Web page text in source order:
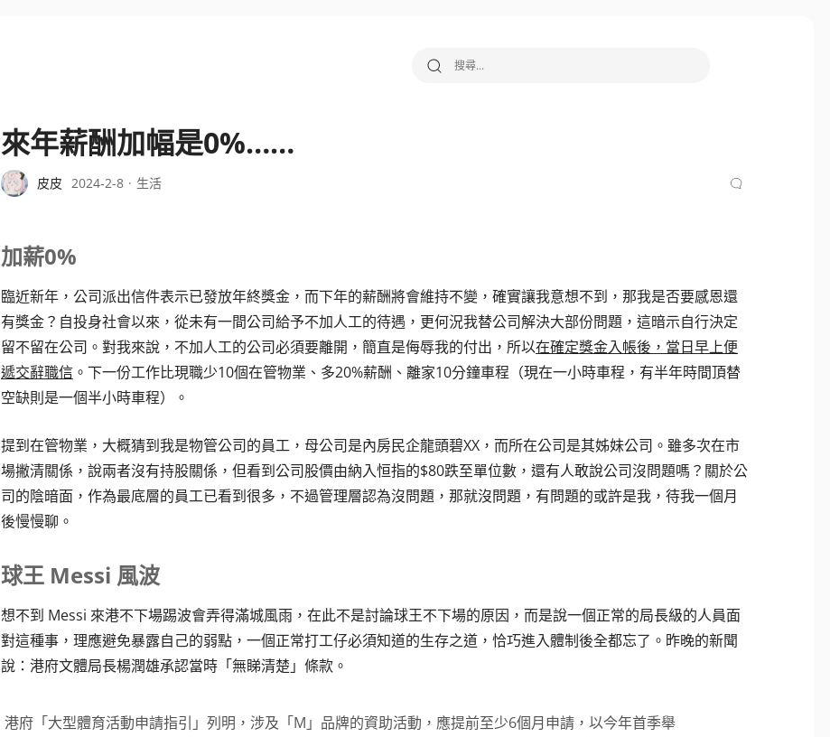
搜尋關鍵字:
來年薪酬加幅是0%……
皮皮 2024-2-8 生活
加薪0%
臨近新年，公司派出信件表示已發放年終獎金，而下年的薪酬將會維持不變，確實讓我意想不到，那我是否要感恩還
有獎金？自投身社會以來，從未有一間公司給予不加人工的待遇，更何況我替公司解決大部份問題，這暗示自行決定
留不留在公司。對我來說，不加人工的公司必須要離開，簡直是侮辱我的付出，所以在確定獎金入帳後，當日早上便
遞交辭職信 。下一份工作比現職少10個在管物業、多20%薪酬、離家10分鐘車程（現在一小時車程，有半年時間頂替
空缺則是一個半小時車程）。
提到在管物業，大概猜到我是物管公司的員工，母公司是內房民企龍頭碧XX，而所在公司是其姊妹公司。雖多次在市
場撇清關係，說兩者沒有持股關係，但看到公司股價由納入恒指的$80跌至單位數，還有人敢說公司沒問題嗎？關於公
司的陰暗面，作為最底層的員工已看到很多，不過管理層認為沒問題，那就沒問題，有問題的或許是我，待我一個月
後慢慢聊。
球王 Messi 風波
想不到 Messi 來港不下場踢波會弄得滿城風雨，在此不是討論球王不下場的原因，而是說一個正常的局長級的人員面
對這種事，理應避免暴露自己的弱點，一個正常打工仔必須知道的生存之道，恰巧進入體制後全都忘了。昨晚的新聞
說：港府文體局長楊潤雄承認當時「無睇清楚」條款。
港府「大型體育活動申請指引」列明，涉及「M」品牌的資助活動，應提前至少6個月申請，以今年首季舉